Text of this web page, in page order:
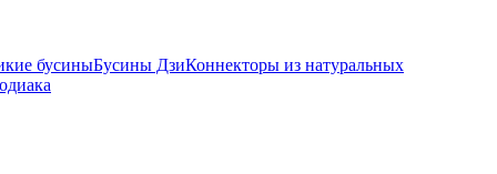
бусиныБусины ДзиКоннекторы из натуральных